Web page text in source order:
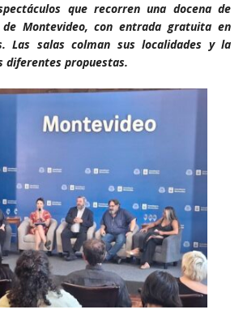
que recorren una docena de
de Montevideo, con entrada gratuita en
Las salas colman sus localidades y la
diferentes propuestas.